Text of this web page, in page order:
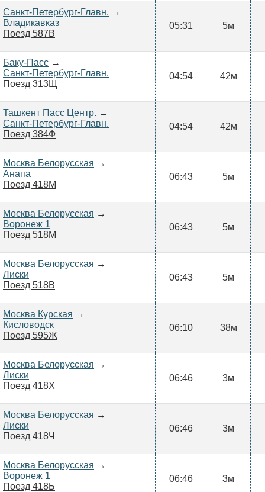
Санкт-Петербург-Главн. →
Владикавказ
Поезд 587В
05:31 5м
Баку-Пасс →
Санкт-Петербург-Главн.
Поезд 313Щ
04:54 42м
Ташкент Пасс Центр. →
Санкт-Петербург-Главн.
Поезд 384Ф
04:54 42м
Москва Белорусская →
Анапа
Поезд 418М
06:43 5м
Москва Белорусская →
Воронеж 1
Поезд 518М
06:43 5м
Москва Белорусская →
Лиски
Поезд 518В
06:43 5м
Москва Курская →
Кисловодск
Поезд 595Ж
06:10 38м
Москва Белорусская →
Лиски
Поезд 418Х
06:46 3м
Москва Белорусская →
Лиски
Поезд 418Ч
06:46 3м
Москва Белорусская →
Воронеж 1
Поезд 418Ь
06:46 3м